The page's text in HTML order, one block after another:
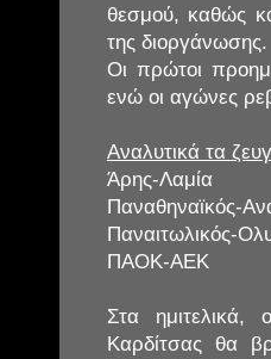
θεσμού, καθώς
της διοργάνωσης.
Οι πρώτοι
ενώ οι αγώνες
Αναλυτικά τα
Άρης-Λαμία
Παναθηναϊκός-
Παναιτωλικός-
ΠΑΟΚ-ΑΕΚ
Στα ημιτελικά,
Καρδίτσας θα